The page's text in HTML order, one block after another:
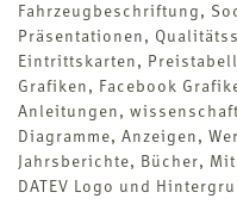
Fahrzeugbeschriftung,
Präsentationen,
Eintrittskarten,
Grafiken, Facebook
Anleitungen,
Diagramme, Anzeigen,
Jahrsberichte, Bücher,
DATEV Logo und